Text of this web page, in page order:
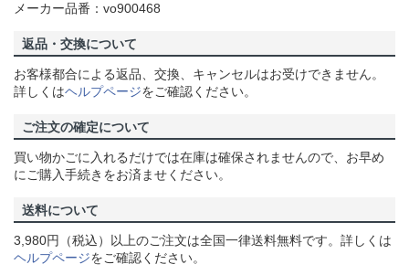
メーカー品番：vo900468
返品・交換について
お客様都合による返品、交換、キャンセルはお受けできません。
詳しくはヘルプページをご確認ください。
ご注文の確定について
買い物かごに入れるだけでは在庫は確保されませんので、お早め
にご購入手続きをお済ませください。
送料について
3,980円（税込）以上のご注文は全国一律送料無料です。詳しくは
ヘルプページをご確認ください。